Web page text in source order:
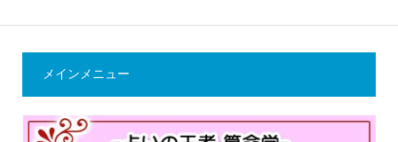
メインメニュー